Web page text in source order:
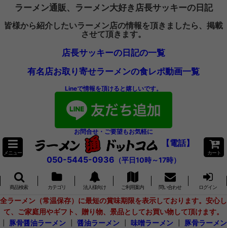
ラーメン通販、ラーメン大好き店長サッキーの日記
皆様から紹介したいラーメン店の情報を頂きましたら、掲載
させて頂きます。
店長サッキーの日記の一覧
有名店お取り寄せラーメンの食レポ動画一覧
Lineで情報を頂けると嬉しいです。
お問合せ・ご要望もお気軽に
メニュー
【電話】
050-5445-0936 （平日10時～17時）
カート
商品検索 カテゴリ 法人様向け ご利用案内 問い合わせ ログイン
全ラーメン（常温保存）に最短の賞味期限を表示しております。安心し
て、ご家庭用やギフト、贈り物、景品としてお買い物して頂けます。
豚骨醤油ラーメン 醤油ラーメン 味噌ラーメン
豚骨ラーメン